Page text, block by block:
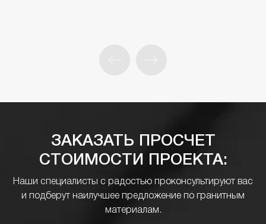
ЗАКАЗАТЬ ПРОСЧЕТ
СТОИМОСТИ ПРОЕКТА:
Наши специалисты с радостью проконсультируют вас
и подберут наилучшее предложение по гранитным
материалам.